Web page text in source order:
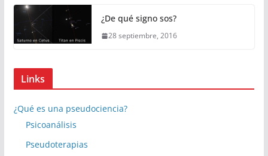
¿De qué signo sos?
28 septiembre, 2016
Links
¿Qué es una pseudociencia?
Psicoanálisis
Pseudoterapias